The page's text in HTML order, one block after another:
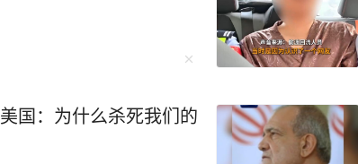
驶。 经询问，舒某前晚8
机动车前往家对面的加油
车的违法行为，被交管部
国：为什么杀死我们的